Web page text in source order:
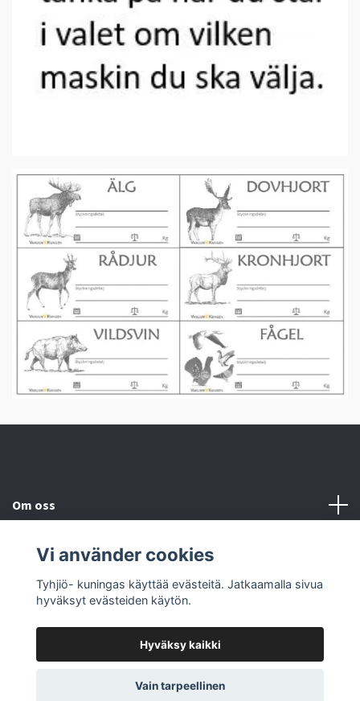
Om oss
Kundtjänst
Social Media
© 2026 VakuumKungen
Vi använder cookies
Tyhjiö- kuningas käyttää evästeitä. Jatkaamalla sivua
hyväksyt evästeiden käytön.
Hyväksy kaikki
Vain tarpeellinen